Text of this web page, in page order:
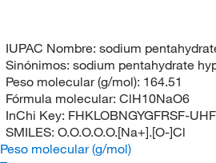
IUPAC Nombre: sodium
Sinónimos: sodium pentahydrate
Peso molecular (g/mol): 164.51
Fórmula molecular: ClH10NaO6
InChi Key: FHKLOBNGYGFRSF-
SMILES: O.O.O.O.O.[Na+].[O-]Cl
Peso molecular (g/mol)